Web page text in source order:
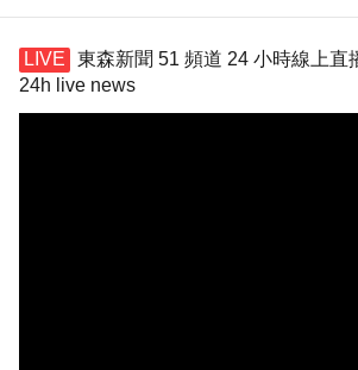
東森新聞 51 頻道 24 小時線上直
24h live news